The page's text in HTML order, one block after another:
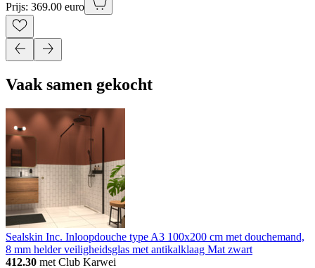
Prijs: 369.00 euro
Vaak samen gekocht
Sealskin Inc. Inloopdouche type A3 100x200 cm met douchemand,
8 mm helder veiligheidsglas met antikalklaag Mat zwart
412.30 met Club Karwei